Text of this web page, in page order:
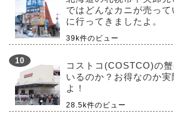
ではどんなカニが売っ
に行ってきましたよ。
39k件のビュー
コストコ(COSTCO)の
いるのか？お得なのか
よ！
28.5k件のビュー